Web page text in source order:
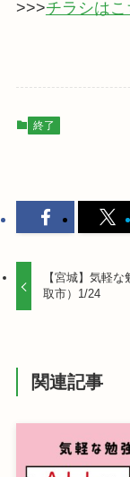
>>>チラシはこ
終了
【宮城】気軽な
取市）1/24
関連記事